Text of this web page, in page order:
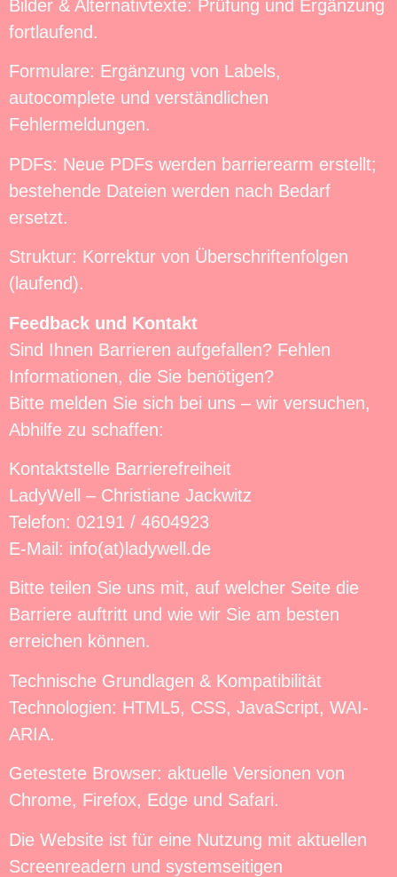
Bilder & Alternativtexte: Prüfung und Ergänzung
fortlaufend.
Formulare: Ergänzung von Labels,
autocomplete und verständlichen
Fehlermeldungen.
PDFs: Neue PDFs werden barrierearm erstellt;
bestehende Dateien werden nach Bedarf
ersetzt.
Struktur: Korrektur von Überschriftenfolgen
(laufend).
Feedback und Kontakt
Sind Ihnen Barrieren aufgefallen? Fehlen
Informationen, die Sie benötigen?
Bitte melden Sie sich bei uns – wir versuchen,
Abhilfe zu schaffen:
Kontaktstelle Barrierefreiheit
LadyWell – Christiane Jackwitz
Telefon: 02191 / 4604923
E-Mail: info(at)ladywell.de
Bitte teilen Sie uns mit, auf welcher Seite die
Barriere auftritt und wie wir Sie am besten
erreichen können.
Technische Grundlagen & Kompatibilität
Technologien: HTML5, CSS, JavaScript, WAI-
ARIA.
Getestete Browser: aktuelle Versionen von
Chrome, Firefox, Edge und Safari.
Die Website ist für eine Nutzung mit aktuellen
Screenreadern und systemseitigen